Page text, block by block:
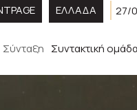
ΕΛΛΑΔΑ 27/
Σύνταξη Συντακτική